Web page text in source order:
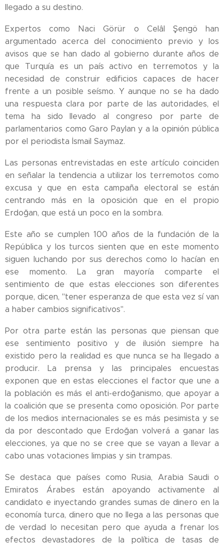
llegado a su destino.
Expertos como Naci Görür o Celâl Şengö han
argumentado acerca del conocimiento previo y los
avisos que se han dado al gobierno durante años de
que Turquía es un país activo en terremotos y la
necesidad de construir edificios capaces de hacer
frente a un posible seísmo. Y aunque no se ha dado
una respuesta clara por parte de las autoridades, el
tema ha sido llevado al congreso por parte de
parlamentarios como Garo Paylan y a la opinión pública
por el periodista İsmail Saymaz.
Las personas entrevistadas en este artículo coinciden
en señalar la tendencia a utilizar los terremotos como
excusa y que en esta campaña electoral se están
centrando más en la oposición que en el propio
Erdoğan, que está un poco en la sombra.
Este año se cumplen 100 años de la fundación de la
República y los turcos sienten que en este momento
siguen luchando por sus derechos como lo hacían en
ese momento. La gran mayoría comparte el
sentimiento de que estas elecciones son diferentes
porque, dicen, "tener esperanza de que esta vez sí van
a haber cambios significativos".
Por otra parte están las personas que piensan que
ese sentimiento positivo y de ilusión siempre ha
existido pero la realidad es que nunca se ha llegado a
producir. La prensa y las principales encuestas
exponen que en estas elecciones el factor que une a
la población es más el anti-erdoğanismo, que apoyar a
la coalición que se presenta como oposición. Por parte
de los medios internacionales se es más pesimista y se
da por descontado que Erdoğan volverá a ganar las
elecciones, ya que no se cree que se vayan a llevar a
cabo unas votaciones limpias y sin trampas.
Se destaca que países como Rusia, Arabia Saudi o
Emiratos Árabes están apoyando activamente al
candidato e inyectando grandes sumas de dinero en la
economía turca, dinero que no llega a las personas que
de verdad lo necesitan pero que ayuda a frenar los
efectos devastadores de la política de tasas de